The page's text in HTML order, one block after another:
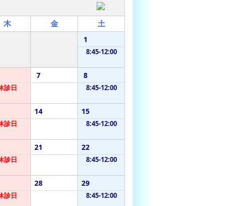
木 金 土
1
8:45-12:00
診日
7 8
8:45-12:00
診日
14 15
8:45-12:00
診日
21 22
8:45-12:00
診日
28 29
8:45-12:00